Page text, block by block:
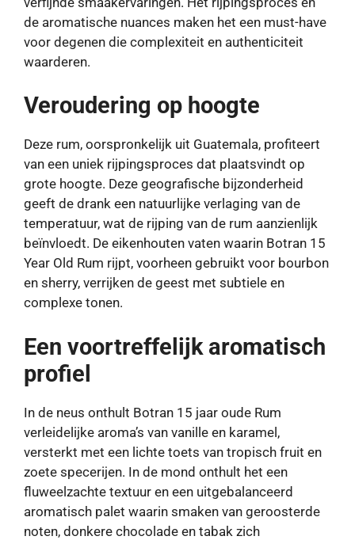
de aromatische nuances maken het een must-have
voor degenen die complexiteit en authenticiteit
waarderen.
Veroudering op hoogte
Deze rum, oorspronkelijk uit Guatemala, profiteert
van een uniek rijpingsproces dat plaatsvindt op
grote hoogte. Deze geografische bijzonderheid
geeft de drank een natuurlijke verlaging van de
temperatuur, wat de rijping van de rum aanzienlijk
beïnvloedt. De eikenhouten vaten waarin Botran 15
Year Old Rum rijpt, voorheen gebruikt voor bourbon
en sherry, verrijken de geest met subtiele en
complexe tonen.
Een voortreffelijk aromatisch
profiel
In de neus onthult Botran 15 jaar oude Rum
verleidelijke aroma’s van vanille en karamel,
versterkt met een lichte toets van tropisch fruit en
zoete specerijen. In de mond onthult het een
fluweelzachte textuur en een uitgebalanceerd
aromatisch palet waarin smaken van geroosterde
noten, donkere chocolade en tabak zich